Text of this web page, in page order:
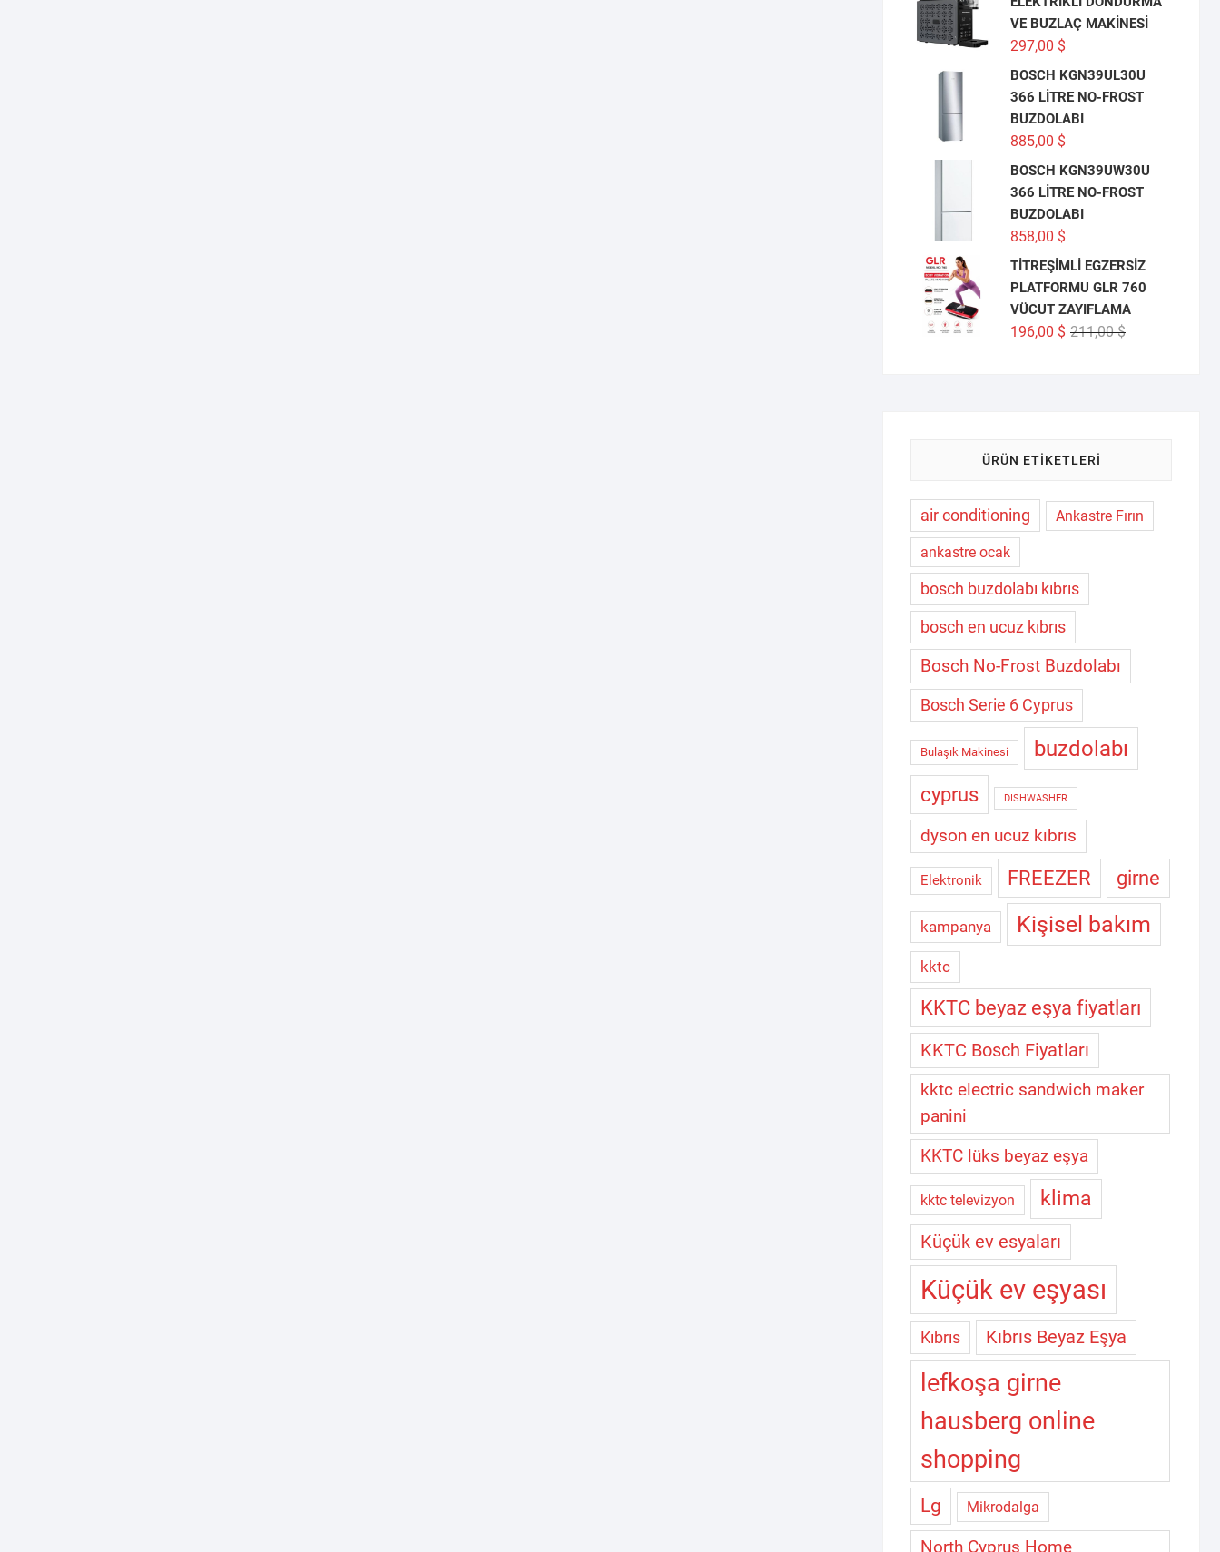
VE BUZLAÇ MAKİNESİ
297,00 $
BOSCH KGN39UL30U
366 LİTRE NO-FROST
BUZDOLABI
885,00 $
BOSCH KGN39UW30U
366 LİTRE NO-FROST
BUZDOLABI
858,00 $
TİTREŞİMLİ EGZERSİZ
PLATFORMU GLR 760
VÜCUT ZAYIFLAMA
211,00$Orijinal
196,00 $
Şu
ÜRÜN ETIKETLERI
air conditioning Ankastre Fırın
ankastre ocak
bosch buzdolabı kıbrıs
bosch en ucuz kıbrıs
Bosch No-Frost Buzdolabı
Bosch Serie 6 Cyprus
Bulaşık Makinesi buzdolabı
cyprus DISHWASHER
dyson en ucuz kıbrıs
Elektronik FREEZER girne
kampanya Kişisel bakım
kktc
KKTC beyaz eşya fiyatları
KKTC Bosch Fiyatları
kktc electric sandwich maker
panini
KKTC lüks beyaz eşya
kktc televizyon klima
Küçük ev esyaları
Küçük ev eşyası
Kıbrıs Kıbrıs Beyaz Eşya
lefkoşa girne
hausberg online
shopping
Lg Mikrodalga
North Cyprus Home